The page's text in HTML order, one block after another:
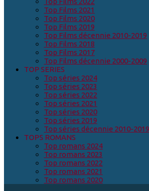
Top Films 2021
Top Films 2020
Top Films 2019
Top Films décennie 2010-2019
Top Films 2018
Top Films 2017
Top Films décennie 2000-2009
TOP SERIES
Top séries 2024
Top séries 2023
Top séries 2022
Top séries 2021
Top séries 2020
Top séries 2019
Top séries décennie 2010-2019
TOPS ROMANS
Top romans 2024
Top romans 2023
Top romans 2022
Top romans 2021
Top romans 2020